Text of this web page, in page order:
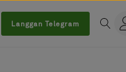
Langgan Telegram